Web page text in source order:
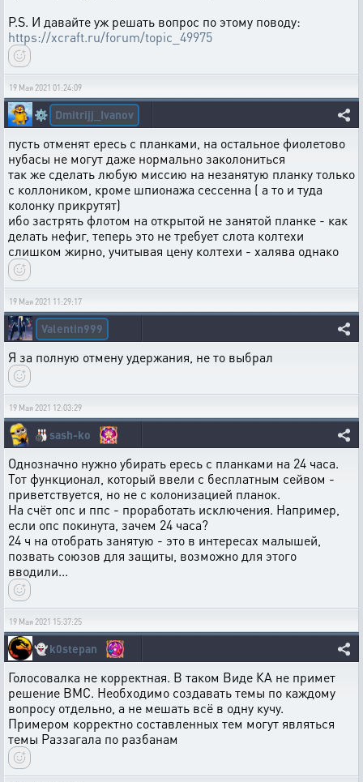
P.S. И давайте уж решать вопрос по этому поводу:
https://xcraft.ru/forum/topic_49975
19 Мая 2021 01:24:09
⚙️ Dmitrijj_Ivanov
пусть отменят ересь с планками, на остальное фиолетово
нубасы не могут даже нормально заколониться
так же сделать любую миссию на незанятую планку только
с коллоником, кроме шпионажа сессенна ( а то и туда
колонку прикрутят)
ибо застрять флотом на открытой не занятой планке - как
делать нефиг, теперь это не требует слота колтехи
слишком жирно, учитывая цену колтехи - халява однако
19 Мая 2021 11:29:17
Valentin999
Я за полную отмену удержания, не то выбрал
19 Мая 2021 12:03:29
🎳 sash-ko
Однозначно нужно убирать ересь с планками на 24 часа.
Тот функционал, который ввели с бесплатным сейвом -
приветствуется, но не с колонизацией планок.
На счёт опс и ппс - проработать исключения. Например,
если опс покинута, зачем 24 часа?
24 ч на отобрать занятую - это в интересах малышей,
позвать союзов для защиты, возможно для этого
вводили...
19 Мая 2021 15:37:25
👻k0stepan
Голосовалка не корректная. В таком Виде КА не примет
решение ВМС. Необходимо создавать темы по каждому
вопросу отдельно, а не мешать всё в одну кучу.
Примером корректно составленных тем могут являться
темы Раззагала по разбанам